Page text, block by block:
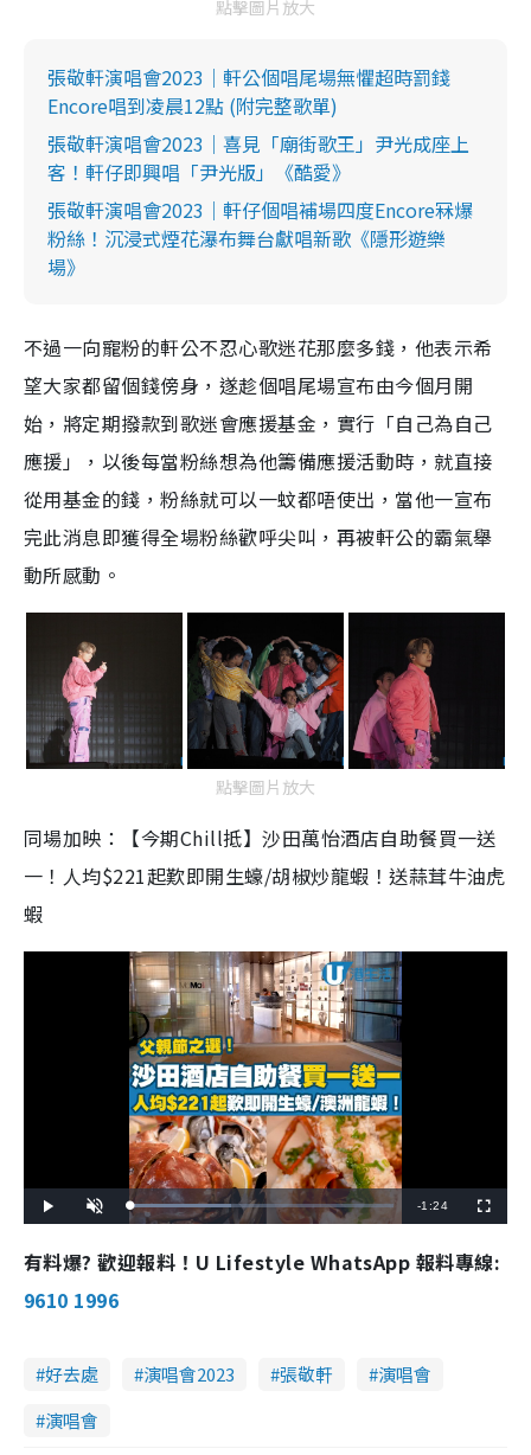
點擊圖片放大
張敬軒演唱會2023｜軒公個唱尾場無懼超時罰錢
Encore唱到凌晨12點 (附完整歌單)
張敬軒演唱會2023｜喜見「廟街歌王」尹光成座上
客！軒仔即興唱「尹光版」《酷愛》
張敬軒演唱會2023｜軒仔個唱補場四度Encore冧爆
粉絲！沉浸式煙花瀑布舞台獻唱新歌《隱形遊樂
場》
不過一向寵粉的軒公不忍心歌迷花那麼多錢，他表示希
望大家都留個錢傍身，遂趁個唱尾場宣布由今個月開
始，將定期撥款到歌迷會應援基金，實行「自己為自己
應援」，以後每當粉絲想為他籌備應援活動時，就直接
從用基金的錢，粉絲就可以一蚊都唔使出，當他一宣布
完此消息即獲得全場粉絲歡呼尖叫，再被軒公的霸氣舉
動所感動。
點擊圖片放大
同場加映：【今期Chill抵】沙田萬怡酒店自助餐買一送
一！人均$221起歎即開生蠔/胡椒炒龍蝦！送蒜茸牛油虎
蝦
l
n
t
e
L
o
e
d
R
n
-1:24
u
s
c
有料爆? 歡迎報料！U Lifestyle WhatsApp 報料專線:
9610 1996
好去處 演唱會2023 張敬軒
演唱會
演唱會